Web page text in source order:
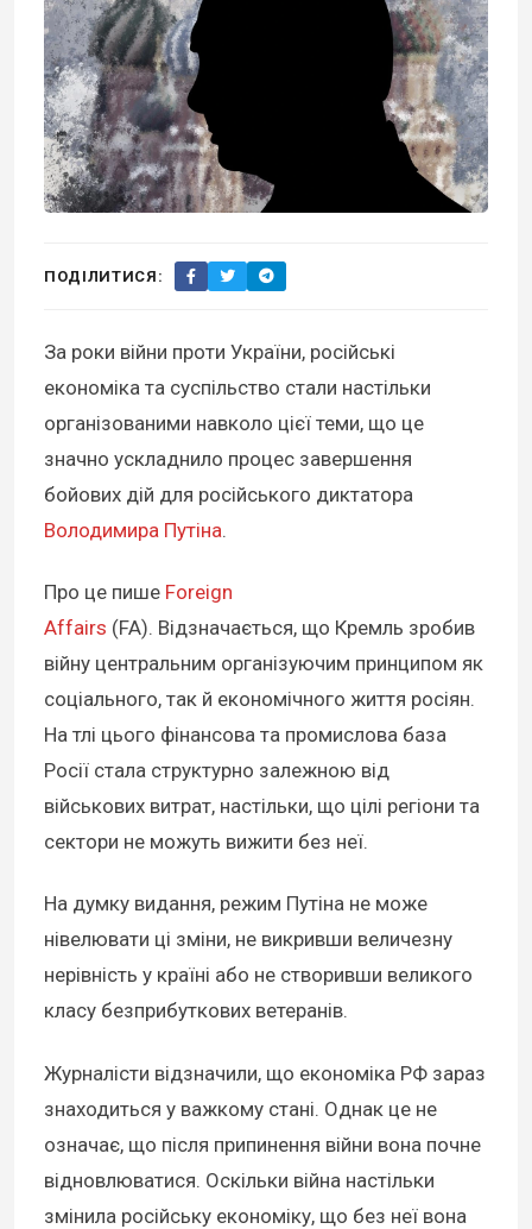
ПОДІЛИТИСЯ:
За роки війни проти України, російські
економіка та суспільство стали настільки
організованими навколо цієї теми, що це
значно ускладнило процес завершення
бойових дій для російського диктатора
Володимира Путіна.
Про це пише Foreign
Affairs (FA). Відзначається, що Кремль зробив
війну центральним організуючим принципом як
соціального, так й економічного життя росіян.
На тлі цього фінансова та промислова база
Росії стала структурно залежною від
військових витрат, настільки, що цілі регіони та
сектори не можуть вижити без неї.
На думку видання, режим Путіна не може
нівелювати ці зміни, не викривши величезну
нерівність у країні або не створивши великого
класу безприбуткових ветеранів.
Журналісти відзначили, що економіка РФ зараз
знаходиться у важкому стані. Однак це не
означає, що після припинення війни вона почне
відновлюватися. Оскільки війна настільки
змінила російську економіку, що без неї вона